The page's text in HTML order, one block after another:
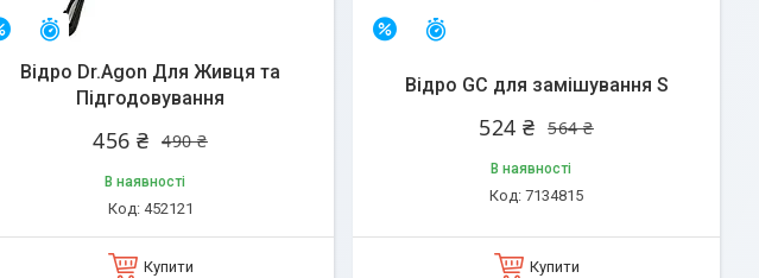
–7% Залишилось 25 днів
Відро Dr.Agon Для Живця та
Підгодовування
490 ₴
456 ₴
В наявності
452121
Купити
–7%
Відро GC для замішування S
564 ₴
524 ₴
В наявності
7134815
Купити